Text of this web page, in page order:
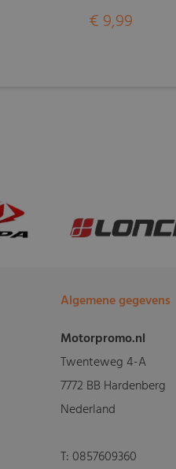
€ 9,99
Algemene gegevens
Motorpromo.nl
Twenteweg 4-A
7772 BB Hardenberg
Nederland
T:0857609360